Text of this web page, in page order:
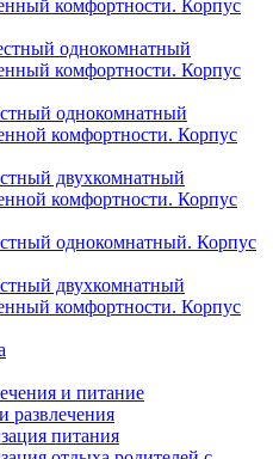
комфортности. Корпус
однокомнатный
комфортности. Корпус
однокомнатный
комфортности. Корпус
двухкомнатный
комфортности. Корпус
однокомнатный. Корпус
двухкомнатный
комфортности. Корпус
и питание
развлечения
питания